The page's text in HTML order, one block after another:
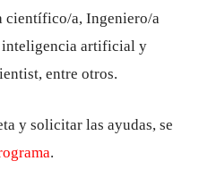
científico/a, Ingeniero/a
inteligencia artificial y
entre otros.
y solicitar las ayudas, se
.